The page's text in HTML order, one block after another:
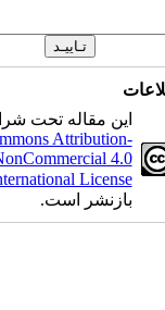
این مقاله تحت
Attribution-
NonCommercial 4.0
International License
بازنشر است.